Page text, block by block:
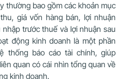
thường bao gồm các khoản mục
giá vốn hàng bán, lợi nhuận
trước thuế và lợi nhuận sau
động kinh doanh là một phần
thống báo cáo tài chính, giúp
quan có cái nhìn tổng quan về
kinh doanh.